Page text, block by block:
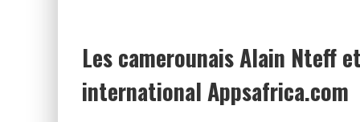
Les camerounais Alain Nteff
international Appsafrica.com